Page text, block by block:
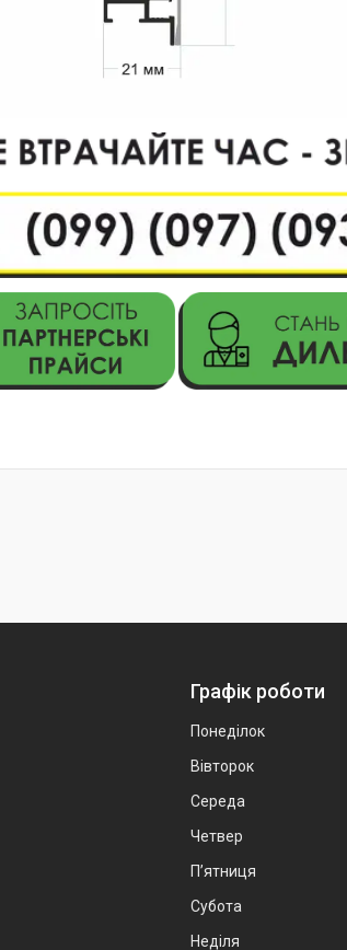
Графік роботи
Понеділок
Вівторок
Середа
Четвер
Пʼятниця
Субота
Неділя